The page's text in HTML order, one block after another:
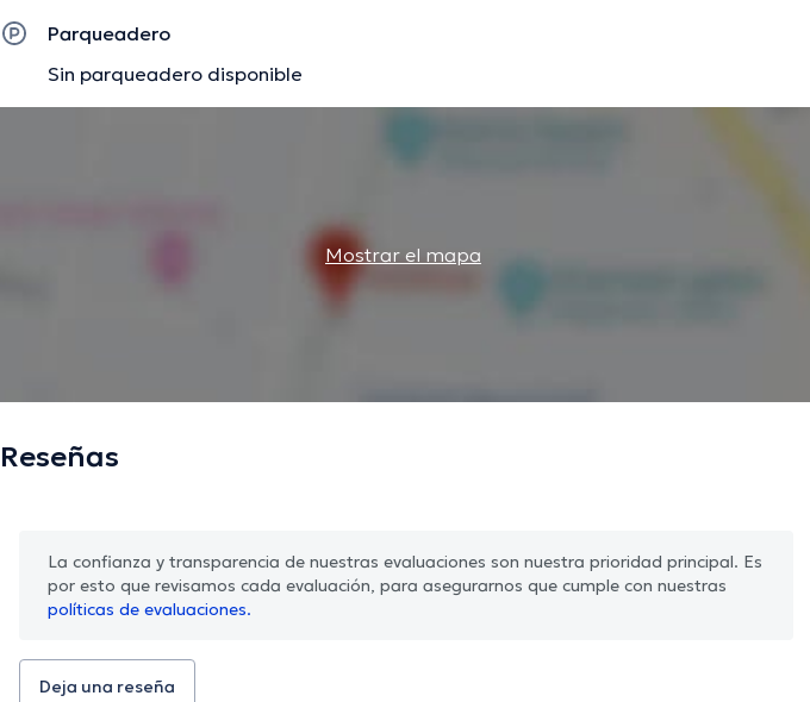
Parqueadero
Sin parqueadero disponible
Mostrar el mapa
Reseñas
La confianza y transparencia de nuestras evaluaciones son nuestra prioridad principal. Es
por esto que revisamos cada evaluación, para asegurarnos que cumple con nuestras
políticas de evaluaciones.
Deja una reseña